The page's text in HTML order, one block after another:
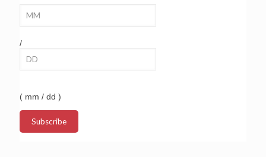
/
( mm / dd )